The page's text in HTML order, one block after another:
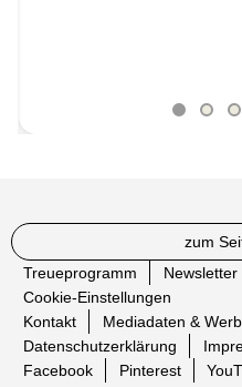
zum
Treueprogramm
Newsletter
Cookie-Einstellungen
Kontakt
Mediadaten &
Datenschutzerklärung
Facebook
Pinterest